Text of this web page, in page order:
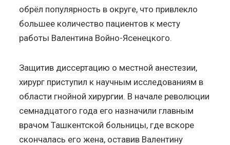
обрёл популярность в округе, что привлекло
большее количество пациентов к месту
работы Валентина Войно-Ясенецкого.
Защитив диссертацию о местной анестезии,
хирург приступил к научным исследованиям в
области гнойной хирургии. В начале революции
семнадцатого года его назначили главным
врачом Ташкентской больницы, где вскоре
скончалась его жена, оставив Валентину